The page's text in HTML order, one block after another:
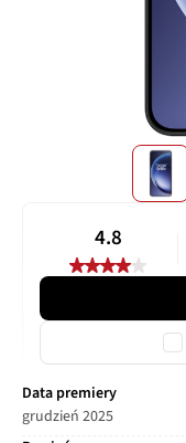
4.8
Data premiery
grudzień 2025